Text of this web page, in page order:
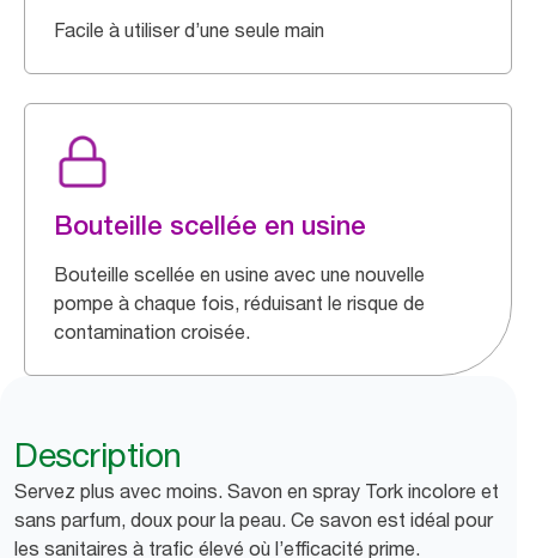
Facile à utiliser d’une seule main
Bouteille scellée en usine
Bouteille scellée en usine avec une nouvelle
pompe à chaque fois, réduisant le risque de
contamination croisée.
Description
Servez plus avec moins. Savon en spray Tork incolore et
sans parfum, doux pour la peau. Ce savon est idéal pour
les sanitaires à trafic élevé où l’efficacité prime.